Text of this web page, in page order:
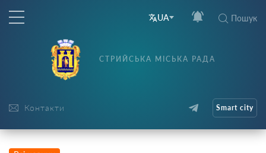
UA Пошук
Контакти
СТРИЙСЬКА МІСЬКА РАДА
Smart city